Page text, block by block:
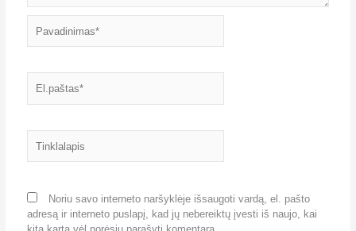
Noriu savo interneto naršyklėje išsaugoti vardą, el. pašto
adresą ir interneto puslapį, kad jų nebereiktų įvesti iš naujo, kai